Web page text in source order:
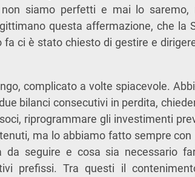
non siamo perfetti e mai lo
questa affermazione, che la
fa ci è stato chiesto di gestire e
complicato a volte spiacevole.
bilanci consecutivi in perdita,
riprogrammare gli investimenti
ma lo abbiamo fatto sempre
da seguire e cosa sia necessario
prefissi. Tra questi il